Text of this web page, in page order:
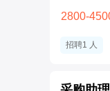
2800-
招聘1 人